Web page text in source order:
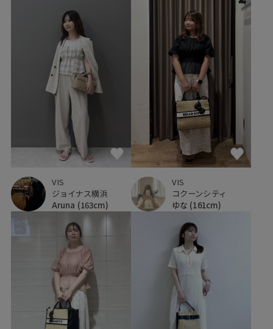
VIS
ジョイナス横浜
Aruna (163cm)
VIS
コクーンシティ
ゆな (161cm)